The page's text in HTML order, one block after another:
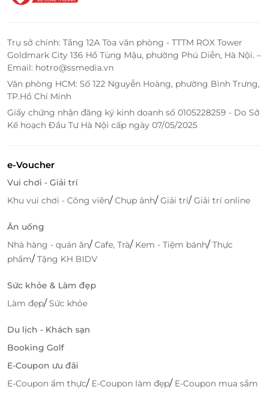
Lợi ích khi mua qua LifeLink
hơn khi mua quà tặng số lượng lớn.
Dễ dàng lựa chọn - đặt mua online, nhận e-
voucher ngay.
Thông tin sản phẩm rõ ràng, quy cách đóng gói
chi tiết, duyệt deal nhanh.
Hỗ trợ khách hàng nhiệt tình, giải đáp thắc mắc
tận tâm.
nhu cầu - khu vực.
Đặt mua ngay - Gửi Tết đến gần hơn
Mỗi hộp quà GIVISTA là một lời chúc sung túc - đoàn
combo quà Tết đặc biệt này tại
tâm tình yêu thương đến những người quan trọng
trong cuộc đời bạn.
Trụ sở chính: Tầng 12A Tòa văn phòng - TTTM ROX Tower
Goldmark City 136 Hồ Tùng Mậu, phường Phú Diễn, Hà Nội. –
Email: hotro@ssmedia.vn
Văn phòng HCM: Số 122 Nguyễn Hoàng, phường Bình Trưng,
TP.Hồ Chí Minh
Giấy chứng nhận đăng ký kinh doanh số 0105228259 - Do Sở
Kế hoạch Đầu Tư Hà Nội cấp ngày 07/05/2025
e-Voucher
Vui chơi - Giải trí
Khu vui chơi - Công viên/Chụp ảnh/Giải trí/Giải trí online
Ăn uống
Nhà hàng - quán ăn/Cafe, Trà/ Kem - Tiệm bánh/Thực
phẩm/Tặng KH BIDV
Sức khỏe & Làm đẹp
Làm đẹp/Sức khỏe
Du lịch - Khách sạn
Booking Golf
E-Coupon ưu đãi
E-Coupon ẩm thực/ E-Coupon làm đẹp/ E-Coupon mua sắm